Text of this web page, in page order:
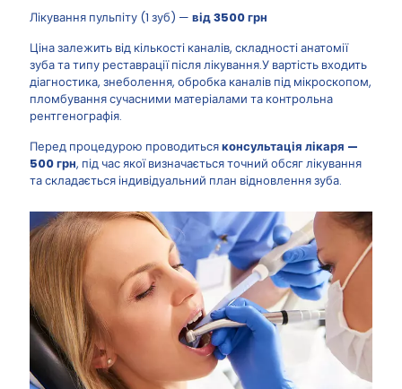
Лікування пульпіту (1 зуб) — від 3500 грн
Ціна залежить від кількості каналів, складності анатомії
зуба та типу реставрації після лікування.У вартість входить
діагностика, знеболення, обробка каналів під мікроскопом,
пломбування сучасними матеріалами та контрольна
рентгенографія.
Перед процедурою проводитьсяконсультація лікаря —
500 грн, під час якої визначається точний обсяг лікування
та складається індивідуальний план відновлення зуба.